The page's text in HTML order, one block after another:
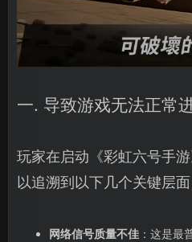
一. 导致游戏无法正常
玩家在启动《彩虹六号手
以追溯到以下几个关键层面
网络信号质量不佳：这是最